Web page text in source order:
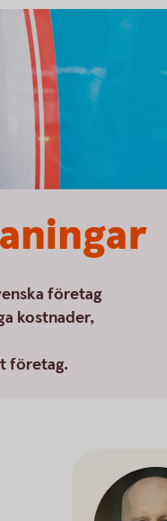
företag
kostnader,
företag.